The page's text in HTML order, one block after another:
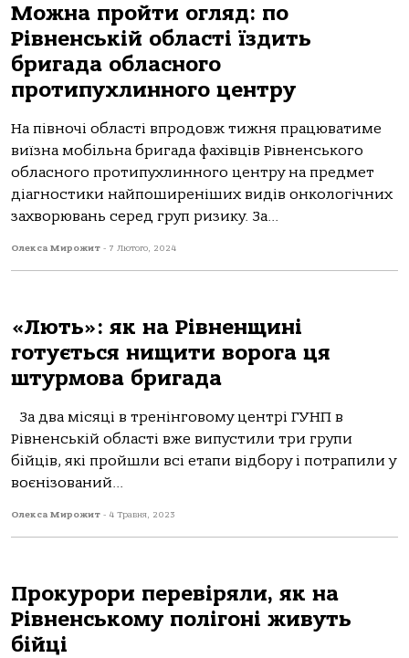
Можна пройти огляд: по
Рівненській області їздить
бригада обласного
протипухлинного центру
На півночі області впродовж тижня працюватиме
виїзна мобільна бригада фахівців Рівненського
обласного протипухлинного центру на предмет
діагностики найпоширеніших видів онкологічних
захворювань серед груп ризику. За...
Олекса Мирожит - 7 Лютого, 2024
«Лють»: як на Рівненщині
готується нищити ворога ця
штурмова бригада
За два місяці в тренінговому центрі ГУНП в
Рівненській області вже випустили три групи
бійців, які пройшли всі етапи відбору і потрапили у
воєнізований...
Олекса Мирожит - 4 Травня, 2023
Прокурори перевіряли, як на
Рівненському полігоні живуть
бійці